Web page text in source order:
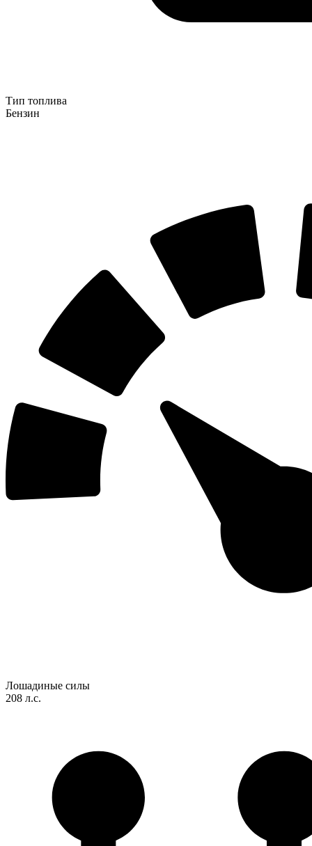
Тип топлива
Бензин
Лошадиные силы
208 л.с.